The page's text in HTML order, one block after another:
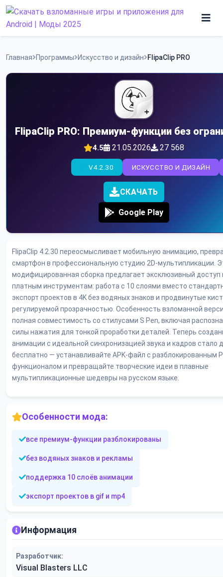
Skip
Программы
Главная Программы Искусство и дизайн FlipaClip PRO
FlipaClip PRO: Премиум-функции без
4.5 21.05.2026 27 568
ИСКУССТВО И ДИЗАЙН
V4.2.30
СКАЧАТЬ
Google Play
FlipaClip 4.2.30 переосмысливает мобильную анимацию,
смартфон в профессиональную студию 2D-мультипликации.
модифицированная сборка предлагает эксклюзивный доступ
платным инструментам: работа с 10 слоями вместо
экспорт проектов в 4K без водяных знаков и продвинутые
регулируемой прозрачностью. Особенность взломанной
полная совместимость со стилусами S Pen, включая
силы нажатия для тонкой проработки деталей. Теперь
анимации с идеальной синхронизацией звука и кадров стало
бесплатно — устанавливайте APK-файл с разблокированным
функционалом и превращайте творческие идеи в плавные
мультипликационные шедевры на русском языке.
Особенности мода:
все премиум-функции разблокированы
без водяных знаков и рекламы
поддержка 10 слоёв анимации
экспорт проектов в gif и mp4
Информация
Разработчик:
Visual Blasters LLC